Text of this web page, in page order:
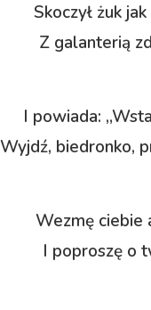
Skoczył żuk
Z galanterią
I powiada:
Wyjdź, biedronko,
Wezmę ciebie
I poproszę o